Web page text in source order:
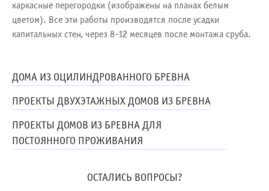
каркасные перегородки (изображены на планах белым
цветом). Все эти работы производятся после усадки
капитальных стен, через 8-12 месяцев после монтажа сруба.
ДОМА ИЗ ОЦИЛИНДРОВАННОГО БРЕВНА
ПРОЕКТЫ ДВУХЭТАЖНЫХ ДОМОВ ИЗ БРЕВНА
ПРОЕКТЫ ДОМОВ ИЗ БРЕВНА ДЛЯ
ПОСТОЯННОГО ПРОЖИВАНИЯ
ОСТАЛИСЬ ВОПРОСЫ?